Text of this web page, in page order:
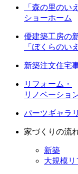
「森の里のい
ショーホーム
優建築工房の
「ぼくらのい
新築注文住宅
リフォーム・
リノベーショ
パーツギャラ
家づくりの流
新築
大規模リ